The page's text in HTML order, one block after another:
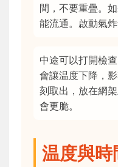
間，不要重疊。
能流通。啟動氣
中途可以打開檢
會讓温度下降，
刻取出，放在網
會更脆。
温度與時